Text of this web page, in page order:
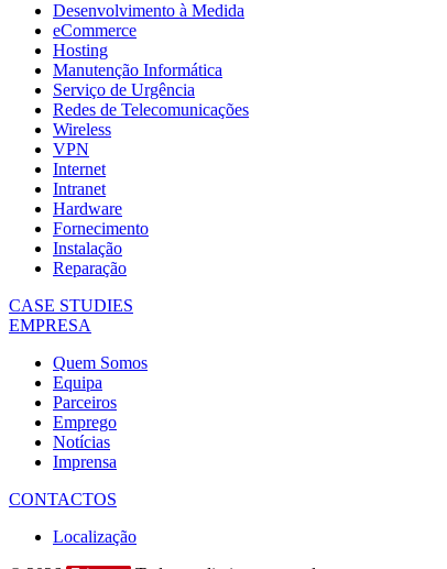
Desenvolvimento à Medida
eCommerce
Hosting
Manutenção Informática
Serviço de Urgência
Redes de Telecomunicações
Wireless
VPN
Internet
Intranet
Hardware
Fornecimento
Instalação
Reparação
CASE STUDIES
EMPRESA
Quem Somos
Equipa
Parceiros
Emprego
Notícias
Imprensa
CONTACTOS
Localização